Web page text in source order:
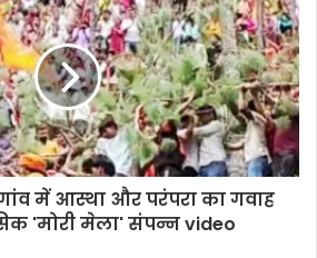
में आस्था और परंपरा का गवाह
'मोरी मेला' संपन्न video